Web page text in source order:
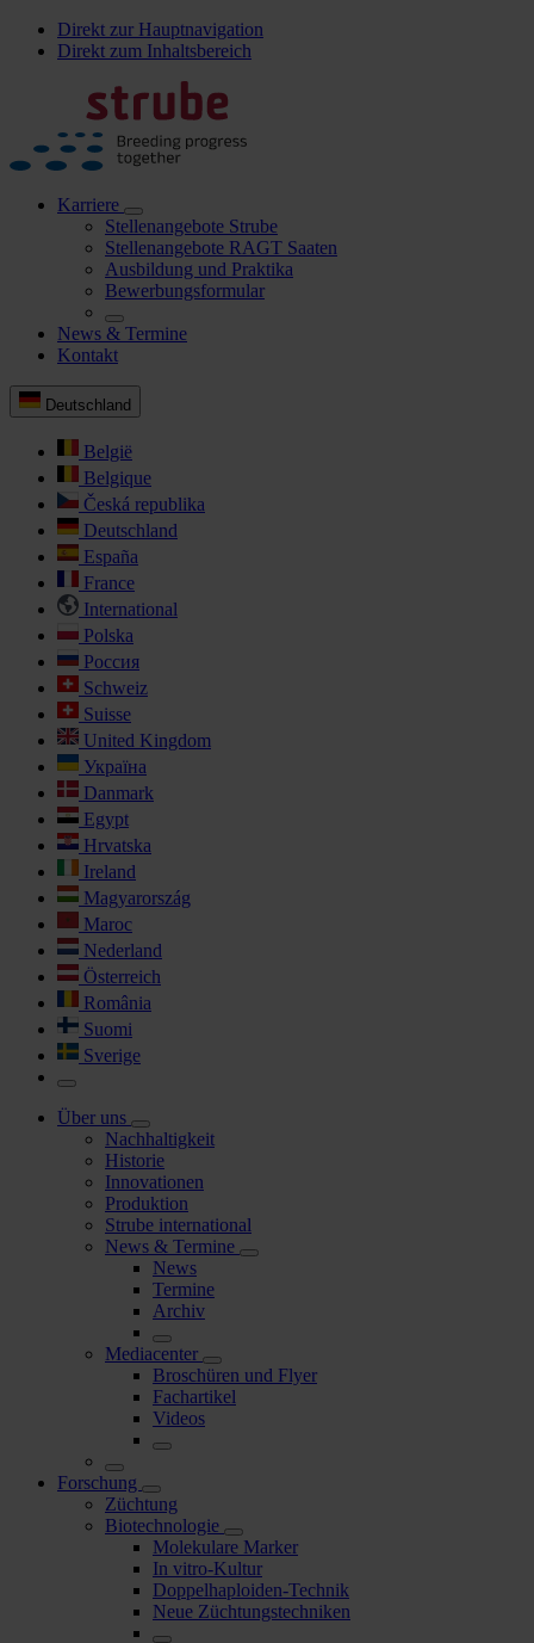
Direkt zur Hauptnavigation
Direkt zum Inhaltsbereich
Karriere
Stellenangebote Strube
Stellenangebote RAGT Saaten
Ausbildung und Praktika
Bewerbungsformular
News & Termine
Kontakt
Deutschland
België
Belgique
Česká republika
Deutschland
España
France
International
Polska
Россия
Schweiz
Suisse
United Kingdom
Україна
Danmark
Egypt
Hrvatska
Ireland
Magyarország
Maroc
Nederland
Österreich
România
Suomi
Sverige
Über uns
Nachhaltigkeit
Historie
Innovationen
Produktion
Strube international
News & Termine
News
Termine
Archiv
Mediacenter
Broschüren und Flyer
Fachartikel
Videos
Forschung
Züchtung
Biotechnologie
Molekulare Marker
In vitro-Kultur
Doppelhaploiden-Technik
Neue Züchtungstechniken